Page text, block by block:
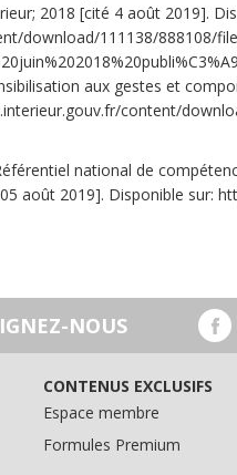
2018 [cité 4 août 2019].
download/111138/888108/
aux gestes et
content/
national de
août 2019]. Disponible sur:
NOUS
CONTENUS EXCLUSIFS
Espace membre
Formules Premium